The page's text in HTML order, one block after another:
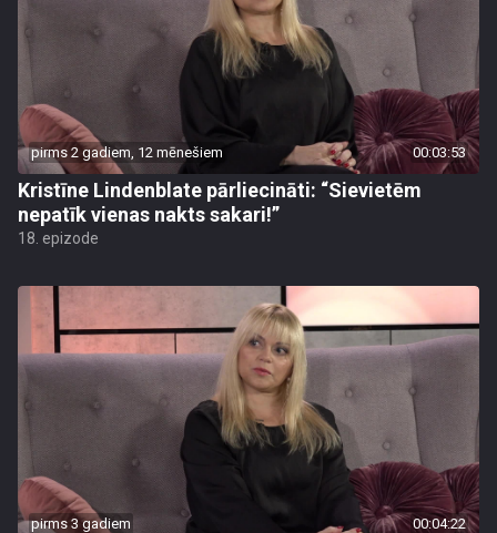
pirms 2 gadiem, 12 mēnešiem 00:03:53
Kristīne Lindenblate pārliecināti: “Sievietēm
nepatīk vienas nakts sakari!”
18. epizode
pirms 3 gadiem 00:04:22